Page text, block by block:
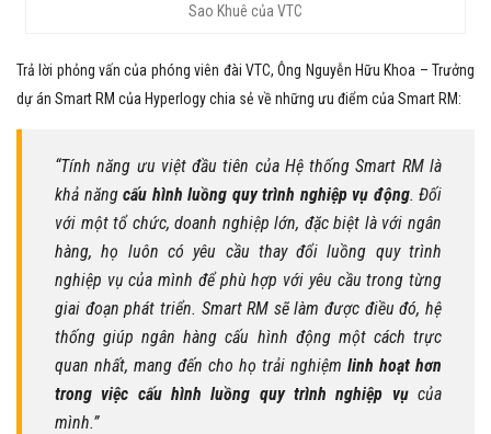
Sao Khuê của VTC
Trả lời phỏng vấn của phóng viên đài VTC, Ông Nguyễn Hữu Khoa – Trưởng
dự án Smart RM của Hyperlogy chia sẻ về những ưu điểm của Smart RM:
“Tính năng ưu việt đầu tiên của Hệ thống Smart RM là
khả năng cấu hình luồng quy trình nghiệp vụ động. Đối
với một tổ chức, doanh nghiệp lớn, đặc biệt là với ngân
hàng, họ luôn có yêu cầu thay đổi luồng quy trình
nghiệp vụ của mình để phù hợp với yêu cầu trong từng
giai đoạn phát triển. Smart RM sẽ làm được điều đó, hệ
thống giúp ngân hàng cấu hình động một cách trực
quan nhất, mang đến cho họ trải nghiệm linh hoạt hơn
trong việc cấu hình luồng quy trình nghiệp vụcủa
mình.”